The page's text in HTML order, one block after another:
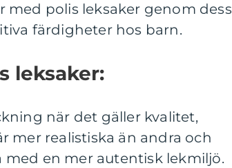
polis leksaker genom dess
färdigheter hos barn.
leksaker:
när det gäller kvalitet,
mer realistiska än andra och
en mer autentisk lekmiljö.